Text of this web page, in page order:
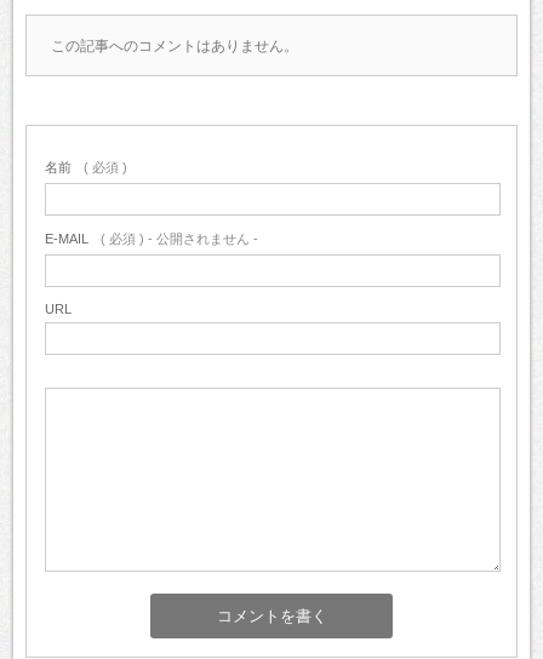
この記事へのコメントはありません。
名前 ( 必須 )
E-MAIL ( 必須 ) - 公開されません -
URL